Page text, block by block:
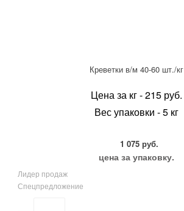
Креветки в/м 40-60 шт./кг
Цена за кг - 215 руб.
Вес упаковки - 5 кг
1 075 руб.
цена за упаковку.
Лидер продаж
Спецпредложение